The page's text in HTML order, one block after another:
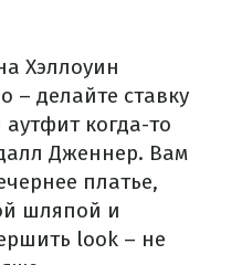
Хэллоуин
– делайте ставку
когда-то
Дженнер. Вам
платье,
шляпой и
look – не